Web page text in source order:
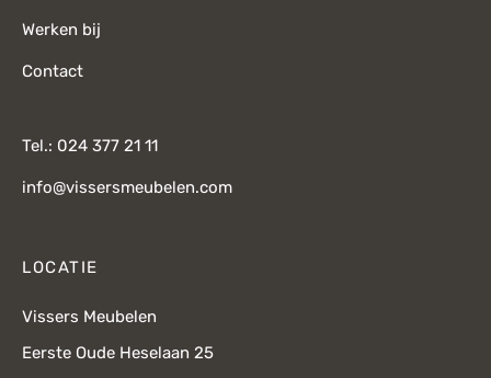
Werken bij
Contact
Tel.: 024 377 21 11
info@vissersmeubelen.com
LOCATIE
Vissers Meubelen
Eerste Oude Heselaan 25